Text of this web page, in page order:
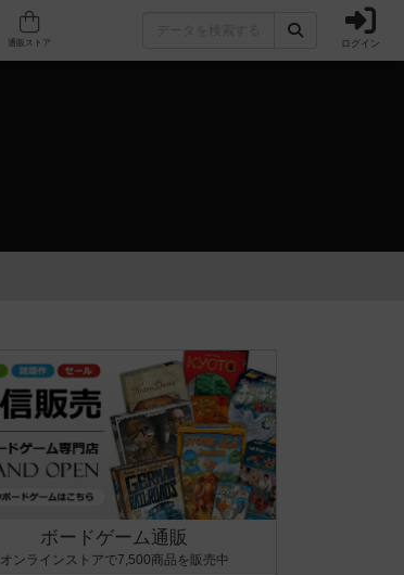
人気ボードゲーム ログイン
ボードゲーム通販
オンラインストアで7,500商品を販売中